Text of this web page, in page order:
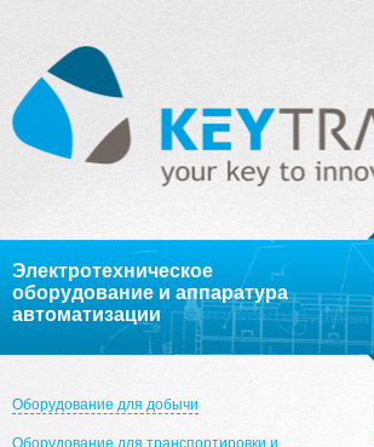
Электротехническое
оборудование и аппаратура
автоматизации
Оборудование для добычи
Оборудование для транспортировки и